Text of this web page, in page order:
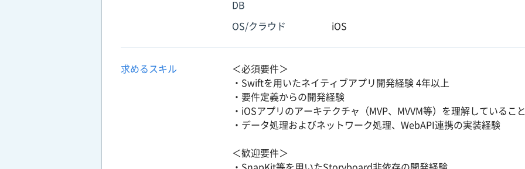
DB
OS/クラウド iOS
求めるスキル
＜必須要件＞
・Swiftを用いたネイティブアプリ開発経験 4年以上
・要件定義からの開発経験
・iOSアプリのアーキテクチャ（MVP、MVVM等）を理解しているこ
・データ処理およびネットワーク処理、WebAPI連携の実装経験
＜歓迎要件＞